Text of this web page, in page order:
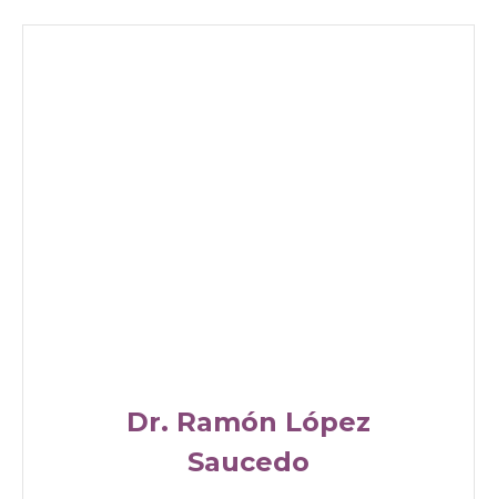
Dr. Ramón López
Saucedo